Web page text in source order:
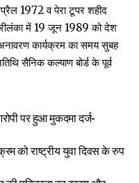
1972 व पेरा टूपर शहीद
में 19 जून 1989 को देश
कार्यक्रम का समय सुबह
सैनिक कल्याण बोर्ड के पूर्व
पर हुआ मुकदमा दर्ज-
को राष्ट्रीय युवा दिवस के रुप